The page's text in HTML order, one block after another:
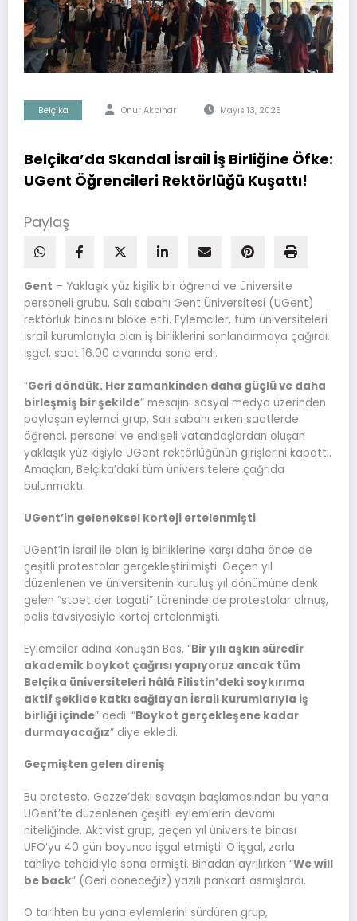
Belçika Onur Akpinar Mayıs 13, 2025
Belçika’da Skandal İsrail İş Birliğine Öfke:
UGent Öğrencileri Rektörlüğü Kuşattı!
Paylaş
Gent – Yaklaşık yüz kişilik bir öğrenci ve üniversite
personeli grubu, Salı sabahı Gent Üniversitesi (UGent)
rektörlük binasını bloke etti. Eylemciler, tüm üniversiteleri
İsrail kurumlarıyla olan iş birliklerini sonlandırmaya çağırdı.
İşgal, saat 16.00 civarında sona erdi.
“Geri döndük. Her zamankinden daha güçlü ve daha
birleşmiş bir şekilde” mesajını sosyal medya üzerinden
paylaşan eylemci grup, Salı sabahı erken saatlerde
öğrenci, personel ve endişeli vatandaşlardan oluşan
yaklaşık yüz kişiyle UGent rektörlüğünün girişlerini kapattı.
Amaçları, Belçika’daki tüm üniversitelere çağrıda
bulunmaktı.
UGent’in geleneksel korteji ertelenmişti
UGent’in İsrail ile olan iş birliklerine karşı daha önce de
çeşitli protestolar gerçekleştirilmişti. Geçen yıl
düzenlenen ve üniversitenin kuruluş yıl dönümüne denk
gelen “stoet der togati” töreninde de protestolar olmuş,
polis tavsiyesiyle kortej ertelenmişti.
Eylemciler adına konuşan Bas, “Bir yılı aşkın süredir
akademik boykot çağrısı yapıyoruz ancak tüm
Belçika üniversiteleri hâlâ Filistin’deki soykırıma
aktif şekilde katkı sağlayan İsrail kurumlarıyla iş
birliği içinde” dedi. “Boykot gerçekleşene kadar
durmayacağız” diye ekledi.
Geçmişten gelen direniş
Bu protesto, Gazze’deki savaşın başlamasından bu yana
UGent’te düzenlenen çeşitli eylemlerin devamı
niteliğinde. Aktivist grup, geçen yıl üniversite binası
UFO’yu 40 gün boyunca işgal etmişti. O işgal, zorla
tahliye tehdidiyle sona ermişti. Binadan ayrılırken “We will
be back” (Geri döneceğiz) yazılı pankart asmışlardı.
O tarihten bu yana eylemlerini sürdüren grup,